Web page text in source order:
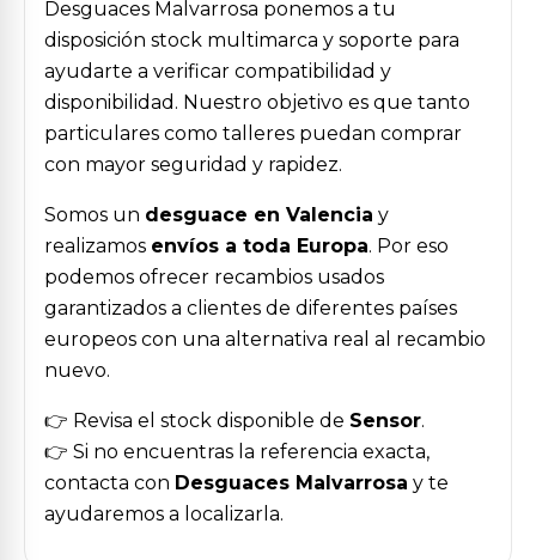
Desguaces Malvarrosa ponemos a tu
disposición stock multimarca y soporte para
ayudarte a verificar compatibilidad y
disponibilidad. Nuestro objetivo es que tanto
particulares como talleres puedan comprar
con mayor seguridad y rapidez.
Somos un desguace en Valencia y
realizamos envíos a toda Europa. Por eso
podemos ofrecer recambios usados
garantizados a clientes de diferentes países
europeos con una alternativa real al recambio
nuevo.
👉 Revisa el stock disponible de Sensor.
👉 Si no encuentras la referencia exacta,
contacta con Desguaces Malvarrosa y te
ayudaremos a localizarla.